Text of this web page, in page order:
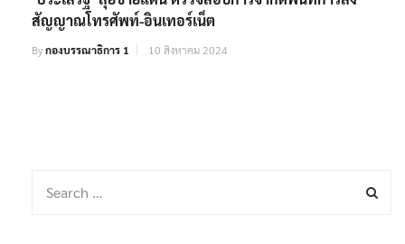
สัญญาณ​โทรศัพท์-อินเทอร์เน็ต
Byกองบรรณาธิการ 1 10 สิงหาคม 2024